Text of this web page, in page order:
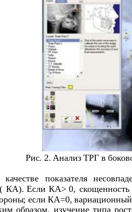
Рис. 2. Анализ ТРГ в
качестве показателя
( КА). Если КА> 0, скощенность
; если КА=0, вариационный
образом, изучение типа